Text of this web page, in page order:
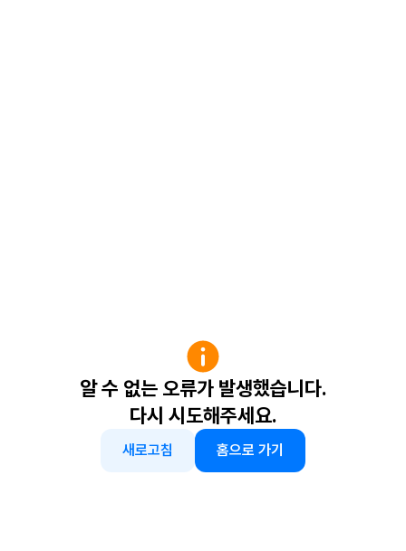
알 수 없는 오류가 발생했습니다.
다시 시도해주세요.
새로고침 홈으로 가기